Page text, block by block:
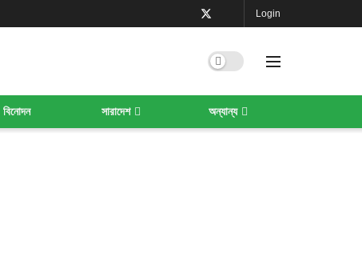
Login
বিনোদন সারাদেশ অন্যান্য